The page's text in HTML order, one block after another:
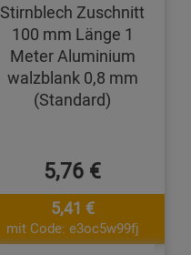
Stirnblech Zuschnitt
100 mm Länge 1
Meter Aluminium
walzblank 0,8 mm
(Standard)
5,76 €
5,41 €
mit Code: e3oc5w99fj